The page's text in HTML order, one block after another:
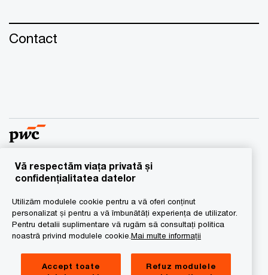
Contact
© 2016 - 2026 PwC. Toate drepturile rezervate. “PwC”
PricewaterhouseCoopers International Limited, fiecare
dintre acestea fiind persoană juridică cu statut
independent. Pentru mai multe detalii vă rugăm să vizitaţi
www.pwc.com/structure.
Vă respectăm viața privată și
confidențialitatea datelor
Utilizăm modulele cookie pentru a vă oferi conținut
personalizat și pentru a vă îmbunătăți experiența de utilizator.
Pentru detalii suplimentare vă rugăm să consultați politica
noastră privind modulele cookie. Mai multe informații
Accept toate
Refuz modulele